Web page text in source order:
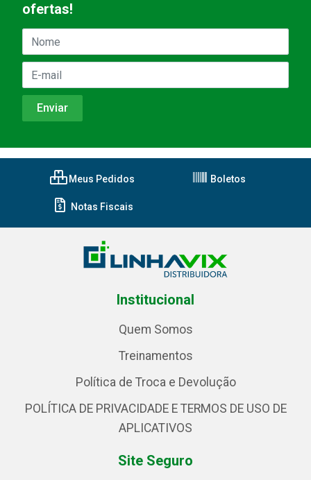
ofertas!
Meus Pedidos Boletos
Notas Fiscais
Institucional
Quem Somos
Treinamentos
Política de Troca e Devolução
POLÍTICA DE PRIVACIDADE E TERMOS DE USO DE
APLICATIVOS
Site Seguro